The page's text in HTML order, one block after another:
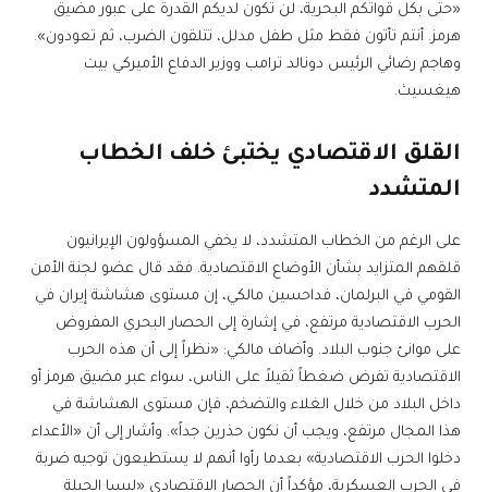
«حتى بكل قواتكم البحرية، لن تكون لديكم القدرة على عبور مضيق
هرمز. أنتم تأتون فقط مثل طفل مدلل، تتلقون الضرب، ثم تعودون».
وهاجم رضائي الرئيس دونالد ترامب ووزير الدفاع الأميركي بيت
هيغسيث.
القلق الاقتصادي يختبئ خلف الخطاب
المتشدد
على الرغم من الخطاب المتشدد، لا يخفي المسؤولون الإيرانيون
قلقهم المتزايد بشأن الأوضاع الاقتصادية. فقد قال عضو لجنة الأمن
القومي في البرلمان، فداحسين مالكي، إن مستوى هشاشة إيران في
الحرب الاقتصادية مرتفع، في إشارة إلى الحصار البحري المفروض
على موانئ جنوب البلاد. وأضاف مالكي: «نظراً إلى أن هذه الحرب
الاقتصادية تفرض ضغطاً ثقيلاً على الناس، سواء عبر مضيق هرمز أو
داخل البلاد من خلال الغلاء والتضخم، فإن مستوى الهشاشة في
هذا المجال مرتفع، ويجب أن نكون حذرين جداً». وأشار إلى أن «الأعداء
دخلوا الحرب الاقتصادية» بعدما رأوا أنهم لا يستطيعون توجيه ضربة
في الحرب العسكرية، مؤكداً أن الحصار الاقتصادي «ليسا الحيلة